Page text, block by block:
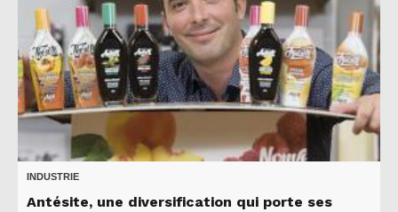
INDUSTRIE
Antésite, une diversification qui porte ses